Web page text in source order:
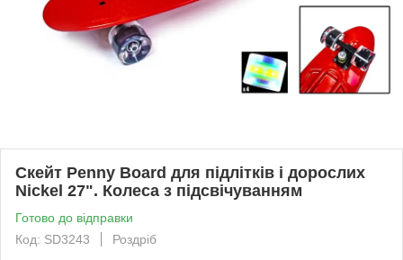
Скейт Penny Board для підлітків і дорослих
Nickel 27". Колеса з підсвічуванням
Готово до відправки
Код: SD3243
Роздріб